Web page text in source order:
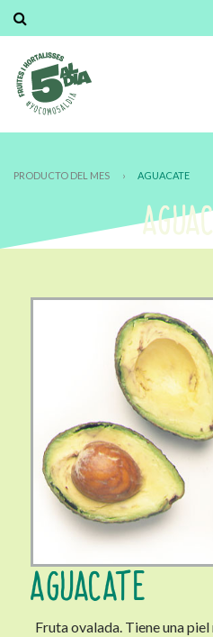
PRODUCTO DEL MES › AGUACATE
AGUACATE
Fruta ovalada. Tiene una